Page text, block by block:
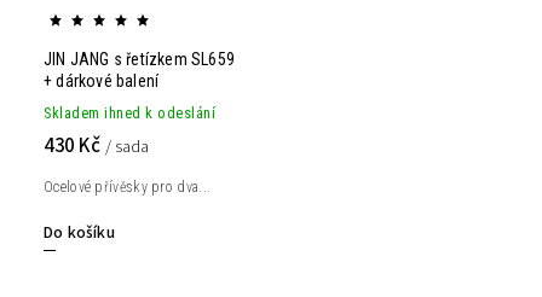
JIN JANG s řetízkem SL659
+ dárkové balení
Skladem ihned k odeslání
430 Kč / sada
Do košíku
Ocelové přívěsky pro dva...